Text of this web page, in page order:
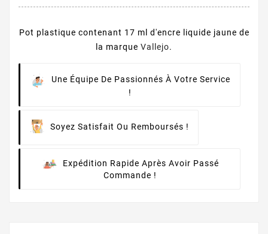
Pot plastique contenant 17 ml d'encre liquide jaune de
la marque Vallejo.
Une Équipe De Passionnés À Votre Service
!
Soyez Satisfait Ou Remboursés !
Expédition Rapide Après Avoir Passé
Commande !